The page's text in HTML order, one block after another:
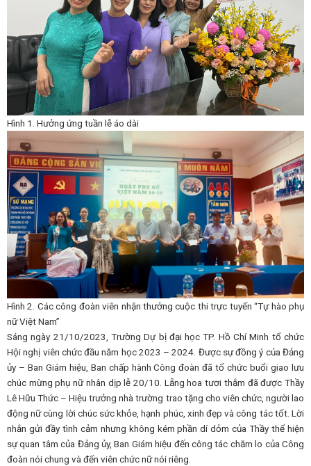
Hình 1. Hưởng ứng tuần lễ áo dài
Hình 2. Các công đoàn viên nhận thưởng cuộc thi trực tuyến “Tự hào phụ
nữ Việt Nam”
Sáng ngày 21/10/2023, Trường Dự bị đại học TP. Hồ Chí Minh tổ chức
Hội nghị viên chức đầu năm học 2023 – 2024. Được sự đồng ý của Đảng
ủy – Ban Giám hiệu, Ban chấp hành Công đoàn đã tổ chức buổi giao lưu
chúc mừng phụ nữ nhân dịp lễ 20/10. Lẵng hoa tươi thắm đã được Thầy
Lê Hữu Thức – Hiệu trưởng nhà trường trao tặng cho viên chức, người lao
động nữ cùng lời chúc sức khỏe, hạnh phúc, xinh đẹp và công tác tốt. Lời
nhắn gửi đầy tình cảm nhưng không kém phần dí dỏm của Thầy thể hiện
sự quan tâm của Đảng ủy, Ban Giám hiệu đến công tác chăm lo của Công
đoàn nói chung và đến viên chức nữ nói riêng.